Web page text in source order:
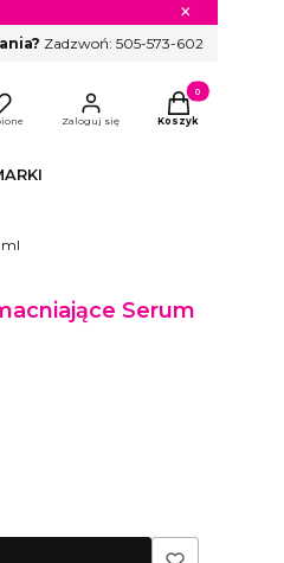
×
Zadzwoń: 505-573-602
Zaloguj się
Produkty w
Koszyk
ml
Serum